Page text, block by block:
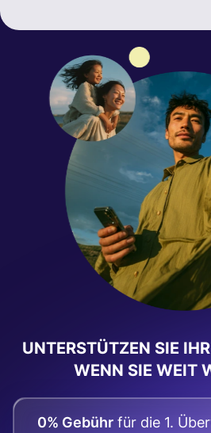
UNTERSTÜTZEN SIE
WENN SIE WEIT
0% Gebühr für die 1.